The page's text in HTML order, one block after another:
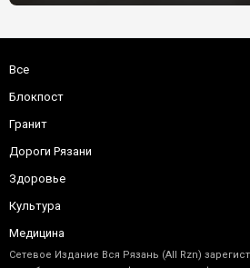
Все
Блокпост
Гранит
Дороги Рязани
Здоровье
Культура
Медицина
Сетевое Издание Вся Рязань (All Rzn)